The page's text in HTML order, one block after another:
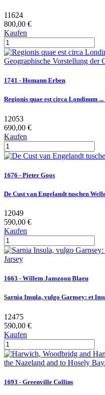
11624
800,00 €
Kaufen
1741 - Homann Erben
Regionis quae est circa Londinum
12053
690,00 €
Kaufen
1676 - Pieter Goos
De Cust van Engelandt tuschen
12049
590,00 €
Kaufen
1663 - Willem Janszoon Blaeu
Sarnia Insula, vulgo Garnsey: et
12475
590,00 €
Kaufen
1693 - Greenville Collins